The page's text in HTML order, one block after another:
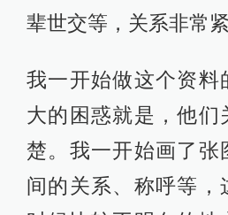
辈世交等，关系非常紧
我一开始做这个资料
大的困惑就是，他们
楚。我一开始画了张
间的关系、称呼等，